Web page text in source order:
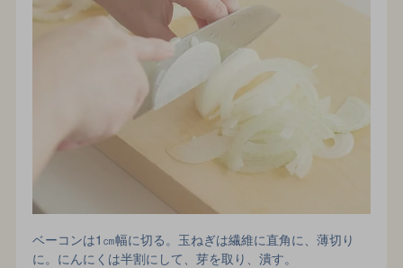
ベーコンは1㎝幅に切る。玉ねぎは繊維に直角に、薄切り
に。にんにくは半割にして、芽を取り、潰す。